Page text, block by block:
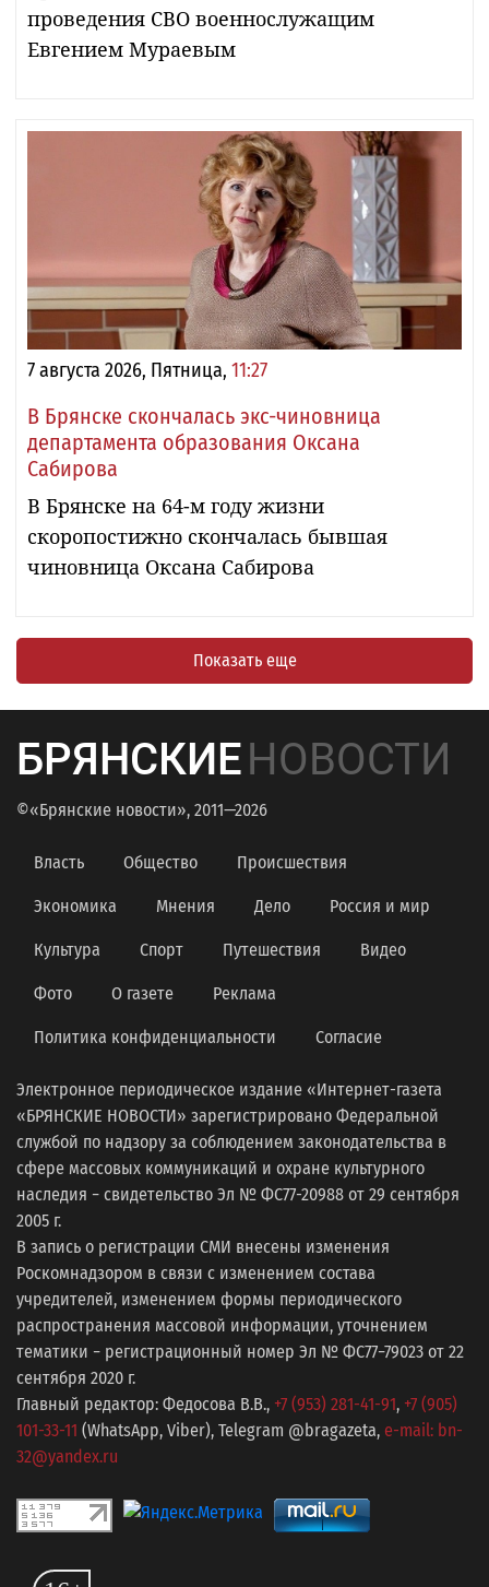
проведения СВО военнослужащим
Евгением Мураевым
7 августа 2026, Пятница, 11:27
В Брянске скончалась экс-чиновница
департамента образования Оксана
Сабирова
В Брянске на 64-м году жизни
скоропостижно скончалась бывшая
чиновница Оксана Сабирова
Показать еще
БРЯНСКИЕНОВОСТИ
©«Брянские новости», 2011—2026
Власть Общество Происшествия
Экономика Мнения Дело Россия и мир
Культура Спорт Путешествия Видео
Фото О газете Реклама
Политика конфиденциальности Согласие
Электронное периодическое издание «Интернет-газета
«БРЯНСКИЕ НОВОСТИ» зарегистрировано Федеральной
службой по надзору за соблюдением законодательства в
сфере массовых коммуникаций и охране культурного
наследия − свидетельство Эл № ФС77-20988 от 29 сентября
2005 г.
В запись о регистрации СМИ внесены изменения
Роскомнадзором в связи с изменением состава
учредителей, изменением формы периодического
распространения массовой информации, уточнением
тематики − регистрационный номер Эл № ФС77−79023 от 22
сентября 2020 г.
Главный редактор: Федосова В.В., +7 (953) 281-41-91, +7 (905)
101-33-11 (WhatsApp, Viber), Telegram @bragazeta, e-mail: bn-
32@yandex.ru